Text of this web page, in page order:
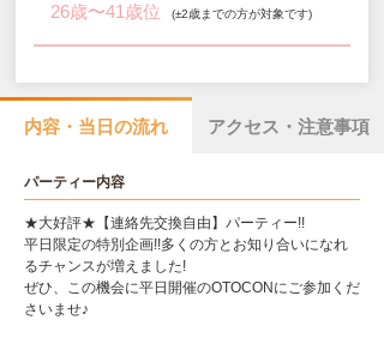
26歳〜41歳位 (±2歳までの方が対象です)
内容・当日の流れ アクセス・注意事項
パーティー内容
★大好評★【連絡先交換自由】パーティー!!
平日限定の特別企画!!多くの方とお知り合いになれ
るチャンスが増えました!
ぜひ、この機会に平日開催のOTOCONにご参加くだ
さいませ♪